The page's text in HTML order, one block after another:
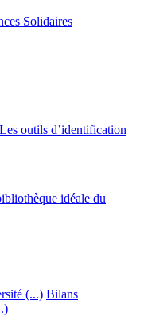
Solidaires
Les outils d’identification
idéale du
(...) Bilans